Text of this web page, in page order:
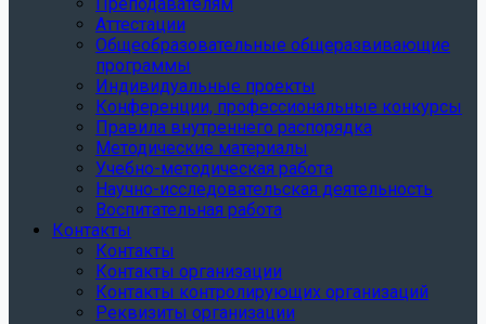
Аттестации
Общеобразовательные общеразвивающие
программы
Индивидуальные проекты
Конференции, профессиональные конкурсы
Правила внутреннего распорядка
Методические материалы
Учебно-методическая работа
Научно-исследовательская деятельность
Воспитательная работа
Контакты
Контакты
Контакты организации
Контакты контролирующих организаций
Реквизиты организации